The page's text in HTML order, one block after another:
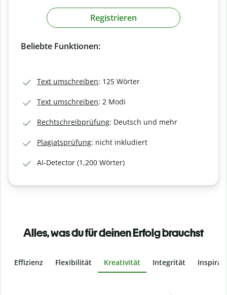
Registrieren
Beliebte Funktionen:
Text umschreiben: 125 Wörter
Text umschreiben: 2 Modi
Rechtschreibprüfung: Deutsch und mehr
Plagiatsprüfung: nicht inkludiert
AI-Detector (1,200 Wörter)
Alles, was du für deinen Erfolg brauchst
Effizienz Flexibilität Kreativität Integrität